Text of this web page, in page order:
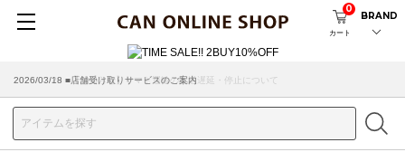
カート
0
BRAND
2026/07/29 ■【お知らせ】ヤマト運輸の配送遅延・停止について
2026/03/18 ■店舗受け取りサービスのご案内